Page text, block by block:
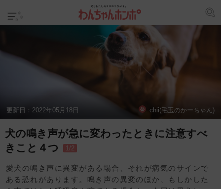
更新日： 2022年05月18日 chii(毛玉のかーちゃん)
犬の鳴き声が急に変わったときに注意すべ
きこと４つ
1/2
愛犬の鳴き声に異変がある場合、それが病気のサインで
ある恐れがあります。鳴き声の異変のほか、もしかした